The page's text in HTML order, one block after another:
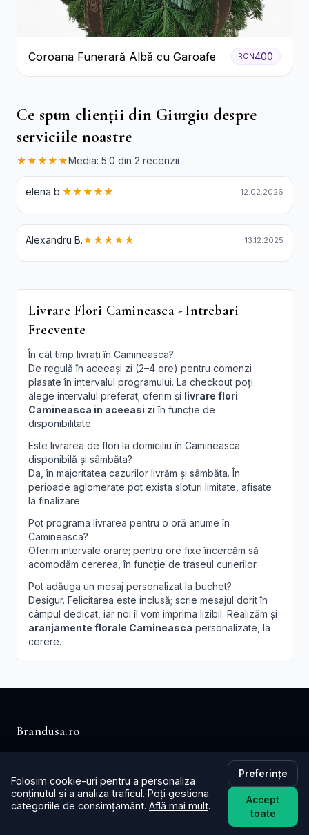
Coroana Funerară Albă cu Garoafe RON 400
Ce spun clienții din Giurgiu despre
serviciile noastre
★★★★★Media: 5.0 din 2 recenzii
elena b.★★★★★ 12.02.2026
Alexandru B.★★★★★ 13.12.2025
Livrare Flori Camineasca - Intrebari
Frecvente
În cât timp livrați în Camineasca?
De regulă în aceeași zi (2–4 ore) pentru comenzi
plasate în intervalul programului. La checkout poți
alege intervalul preferat; oferim și livrare flori
Camineasca in aceeasi zi în funcție de
disponibilitate.
Este livrarea de flori la domiciliu în Camineasca
disponibilă și sâmbăta?
Da, în majoritatea cazurilor livrăm și sâmbăta. În
perioade aglomerate pot exista sloturi limitate, afișate
la finalizare.
Pot programa livrarea pentru o oră anume în
Camineasca?
Oferim intervale orare; pentru ore fixe încercăm să
acomodăm cererea, în funcție de traseul curierilor.
Pot adăuga un mesaj personalizat la buchet?
Desigur. Felicitarea este inclusă; scrie mesajul dorit în
câmpul dedicat, iar noi îl vom imprima lizibil. Realizăm și
aranjamente florale Camineasca personalizate, la
cerere.
Brandusa.ro
Buchete cu emoție, aranjamente cu suflet. Comandă
online flori cu livrare în aceeași zi în toată țara.
📞+40753621077
Folosim cookie-uri pentru a personaliza
conținutul și a analiza traficul. Poți gestiona
categoriile de consimțământ. Află mai mult.
Preferințe
Accept
toate